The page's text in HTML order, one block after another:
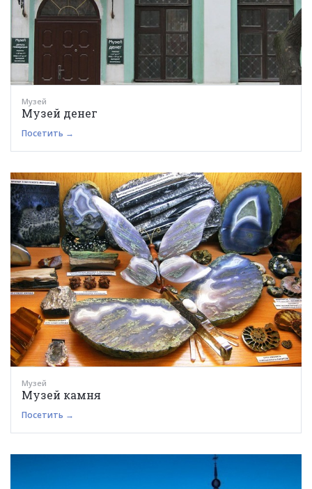
Музей
Музей денег
Посетить →
Музей
Музей камня
Посетить →